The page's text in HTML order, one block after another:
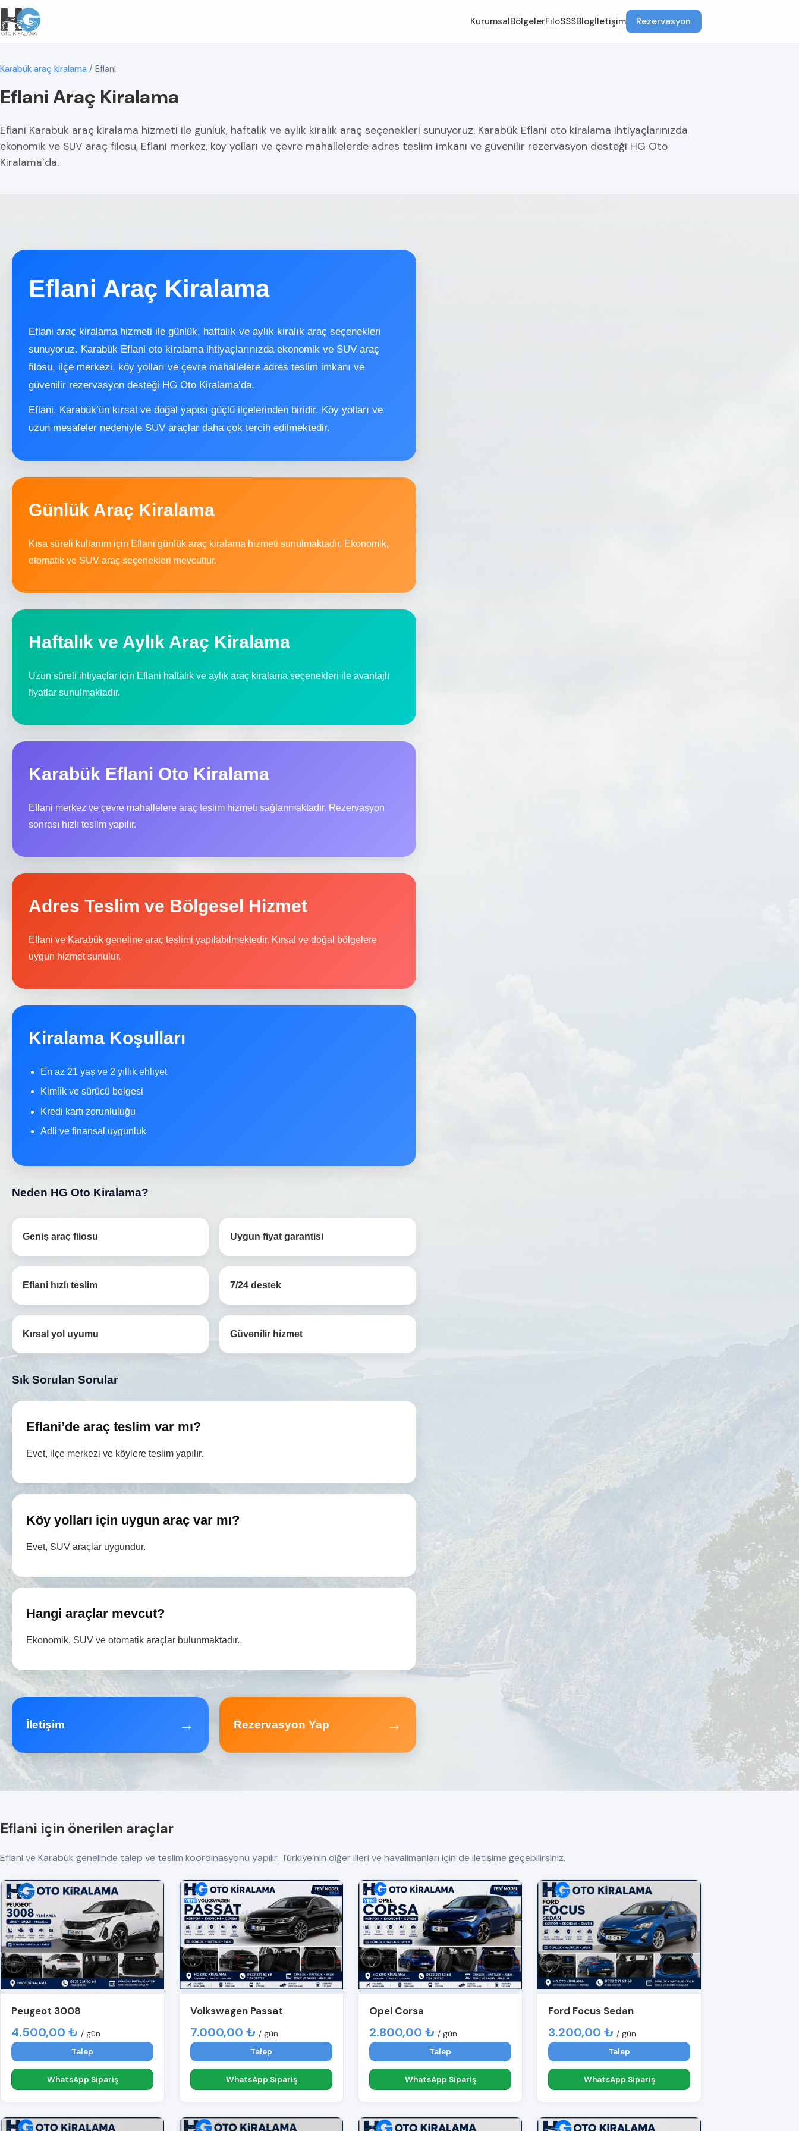
KurumsalBölgelerFiloSSSBlogİletişim Rezervasyon
Karabük araç kiralama / Eflani
Eflani Araç Kiralama
Eflani Karabük araç kiralama hizmeti ile günlük, haftalık ve aylık kiralık araç seçenekleri sunuyoruz. Karabük Eflani oto kiralama ihtiyaçlarınızda
ekonomik ve SUV araç filosu, Eflani merkez, köy yolları ve çevre mahallelerde adres teslim imkanı ve güvenilir rezervasyon desteği HG Oto
Kiralama’da.
Eflani Araç Kiralama
Eflani araç kiralama hizmeti ile günlük, haftalık ve aylık kiralık araç seçenekleri
sunuyoruz. Karabük Eflani oto kiralama ihtiyaçlarınızda ekonomik ve SUV araç
filosu, ilçe merkezi, köy yolları ve çevre mahallelere adres teslim imkanı ve
güvenilir rezervasyon desteği HG Oto Kiralama’da.
Eflani, Karabük’ün kırsal ve doğal yapısı güçlü ilçelerinden biridir. Köy yolları ve
uzun mesafeler nedeniyle SUV araçlar daha çok tercih edilmektedir.
Günlük Araç Kiralama
Kısa süreli kullanım için Eflani günlük araç kiralama hizmeti sunulmaktadır. Ekonomik,
otomatik ve SUV araç seçenekleri mevcuttur.
Haftalık ve Aylık Araç Kiralama
Uzun süreli ihtiyaçlar için Eflani haftalık ve aylık araç kiralama seçenekleri ile avantajlı
fiyatlar sunulmaktadır.
Karabük Eflani Oto Kiralama
Eflani merkez ve çevre mahallelere araç teslim hizmeti sağlanmaktadır. Rezervasyon
sonrası hızlı teslim yapılır.
Adres Teslim ve Bölgesel Hizmet
Eflani ve Karabük geneline araç teslimi yapılabilmektedir. Kırsal ve doğal bölgelere
uygun hizmet sunulur.
Kiralama Koşulları
En az 21 yaş ve 2 yıllık ehliyet
Kimlik ve sürücü belgesi
Kredi kartı zorunluluğu
Adli ve finansal uygunluk
Neden HG Oto Kiralama?
Geniş araç filosu Uygun fiyat garantisi
Eflani hızlı teslim 7/24 destek
Kırsal yol uyumu Güvenilir hizmet
Sık Sorulan Sorular
Eflani’de araç teslim var mı?
Evet, ilçe merkezi ve köylere teslim yapılır.
Köy yolları için uygun araç var mı?
Evet, SUV araçlar uygundur.
Hangi araçlar mevcut?
Ekonomik, SUV ve otomatik araçlar bulunmaktadır.
İletişim → Rezervasyon Yap →
Eflani için önerilen araçlar
Eflani ve Karabük genelinde talep ve teslim koordinasyonu yapılır. Türkiye’nin diğer illeri ve havalimanları için de iletişime geçebilirsiniz.
Peugeot 3008
4.500,00 ₺ / gün
Talep
WhatsApp Sipariş
Volkswagen Passat
7.000,00 ₺ / gün
Talep
WhatsApp Sipariş
Opel Corsa
2.800,00 ₺ / gün
Talep
WhatsApp Sipariş
Ford Focus Sedan
3.200,00 ₺ / gün
Talep
WhatsApp Sipariş